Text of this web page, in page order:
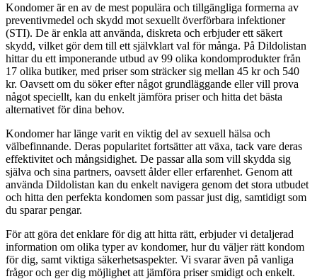
Kondomer är en av de mest populära och tillgängliga formerna av
preventivmedel och skydd mot sexuellt överförbara infektioner
(STI). De är enkla att använda, diskreta och erbjuder ett säkert
skydd, vilket gör dem till ett självklart val för många. På Dildolistan
hittar du ett imponerande utbud av 99 olika kondomprodukter från
17 olika butiker, med priser som sträcker sig mellan 45 kr och 540
kr. Oavsett om du söker efter något grundläggande eller vill prova
något speciellt, kan du enkelt jämföra priser och hitta det bästa
alternativet för dina behov.
Kondomer har länge varit en viktig del av sexuell hälsa och
välbefinnande. Deras popularitet fortsätter att växa, tack vare deras
effektivitet och mångsidighet. De passar alla som vill skydda sig
själva och sina partners, oavsett ålder eller erfarenhet. Genom att
använda Dildolistan kan du enkelt navigera genom det stora utbudet
och hitta den perfekta kondomen som passar just dig, samtidigt som
du sparar pengar.
För att göra det enklare för dig att hitta rätt, erbjuder vi detaljerad
information om olika typer av kondomer, hur du väljer rätt kondom
för dig, samt viktiga säkerhetsaspekter. Vi svarar även på vanliga
frågor och ger dig möjlighet att jämföra priser smidigt och enkelt.